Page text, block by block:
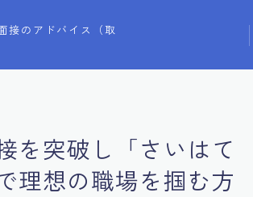
接のアドバイス（取
を突破し「さいはて
理想の職場を掴む方